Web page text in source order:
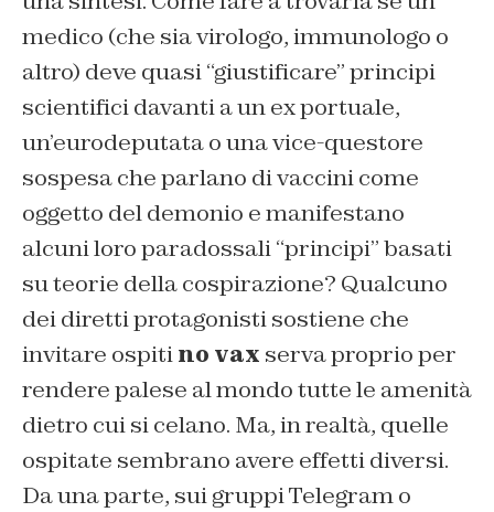
medico (che sia virologo, immunologo o
altro) deve quasi “giustificare” principi
scientifici davanti a un ex portuale,
un’eurodeputata o una vice-questore
sospesa che parlano di vaccini come
oggetto del demonio e manifestano
alcuni loro paradossali “principi” basati
su teorie della cospirazione? Qualcuno
dei diretti protagonisti sostiene che
invitare ospitino vax serva proprio per
rendere palese al mondo tutte le amenità
dietro cui si celano. Ma, in realtà, quelle
ospitate sembrano avere effetti diversi.
Da una parte, sui gruppi Telegram o